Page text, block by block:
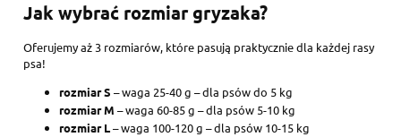
Jak wybrać rozmiar gryzaka?
Oferujemy aż 3 rozmiarów, które pasują praktycznie dla każdej rasy
psa!
rozmiar S – waga 25-40 g – dla psów do 5 kg
rozmiar M – waga 60-85 g – dla psów 5-10 kg
rozmiar L– waga 100-120 g – dla psów 10-15 kg